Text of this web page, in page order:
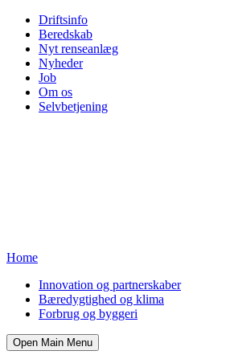
Driftsinfo
Beredskab
Nyt renseanlæg
Nyheder
Job
Om os
Selvbetjening
Home
Innovation og partnerskaber
Bæredygtighed og klima
Forbrug og byggeri
Open Main Menu